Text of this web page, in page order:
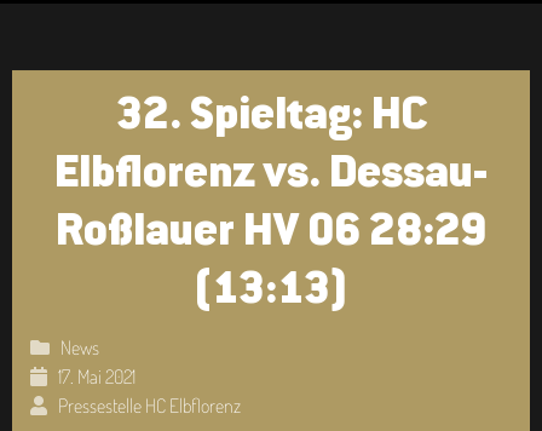
32. Spieltag: HC
Elbflorenz vs. Dessau-
Roßlauer HV 06 28:29
(13:13)
News
17. Mai 2021
Pressestelle HC Elbflorenz